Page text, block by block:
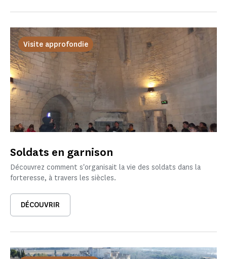
Visite approfondie
Soldats en garnison
Découvrez comment s'organisait la vie des soldats dans la
forteresse, à travers les siècles.
DÉCOUVRIR